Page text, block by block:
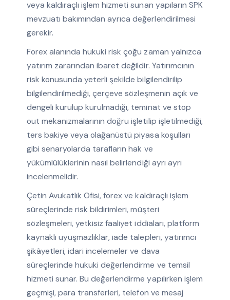
veya kaldıraçlı işlem hizmeti sunan yapıların SPK
mevzuatı bakımından ayrıca değerlendirilmesi
gerekir.
Forex alanında hukuki risk çoğu zaman yalnızca
yatırım zararından ibaret değildir. Yatırımcının
risk konusunda yeterli şekilde bilgilendirilip
bilgilendirilmediği, çerçeve sözleşmenin açık ve
dengeli kurulup kurulmadığı, teminat ve stop
out mekanizmalarının doğru işletilip işletilmediği,
ters bakiye veya olağanüstü piyasa koşulları
gibi senaryolarda tarafların hak ve
yükümlülüklerinin nasıl belirlendiği ayrı ayrı
incelenmelidir.
Çetin Avukatlık Ofisi, forex ve kaldıraçlı işlem
süreçlerinde risk bildirimleri, müşteri
sözleşmeleri, yetkisiz faaliyet iddiaları, platform
kaynaklı uyuşmazlıklar, iade talepleri, yatırımcı
şikâyetleri, idari incelemeler ve dava
süreçlerinde hukuki değerlendirme ve temsil
hizmeti sunar. Bu değerlendirme yapılırken işlem
geçmişi, para transferleri, telefon ve mesaj